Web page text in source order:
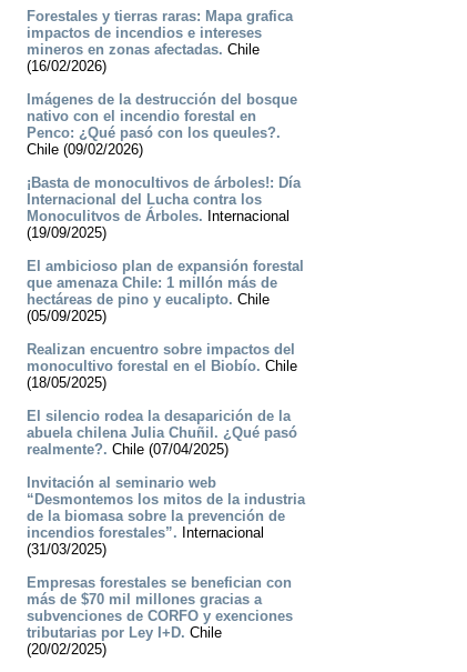
Forestales y tierras raras: Mapa grafica
impactos de incendios e intereses
mineros en zonas afectadas. Chile
(16/02/2026)
Imágenes de la destrucción del bosque
nativo con el incendio forestal en
Penco: ¿Qué pasó con los queules?.
Chile (09/02/2026)
¡Basta de monocultivos de árboles!: Día
Internacional del Lucha contra los
Monoculitvos de Árboles. Internacional
(19/09/2025)
El ambicioso plan de expansión forestal
que amenaza Chile: 1 millón más de
hectáreas de pino y eucalipto. Chile
(05/09/2025)
Realizan encuentro sobre impactos del
monocultivo forestal en el Biobío. Chile
(18/05/2025)
El silencio rodea la desaparición de la
abuela chilena Julia Chuñil. ¿Qué pasó
realmente?. Chile (07/04/2025)
Invitación al seminario web
“Desmontemos los mitos de la industria
de la biomasa sobre la prevención de
incendios forestales”. Internacional
(31/03/2025)
Empresas forestales se benefician con
más de $70 mil millones gracias a
subvenciones de CORFO y exenciones
tributarias por Ley I+D. Chile
(20/02/2025)